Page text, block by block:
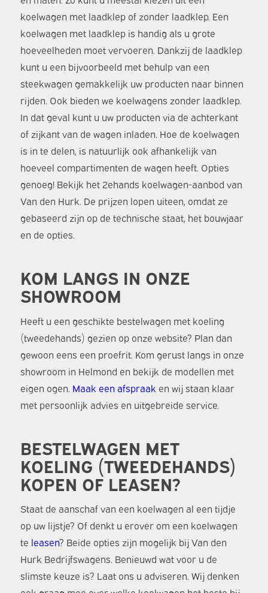
koelwagen met laadklep of zonder laadklep. Een
koelwagen met laadklep is handig als u grote
hoeveelheden moet vervoeren. Dankzij de laadklep
kunt u een bijvoorbeeld met behulp van een
steekwagen gemakkelijk uw producten naar binnen
rijden. Ook bieden we koelwagens zonder laadklep.
In dat geval kunt u uw producten via de achterkant
of zijkant van de wagen inladen. Hoe de koelwagen
is in te delen, is natuurlijk ook afhankelijk van
hoeveel compartimenten de wagen heeft. Opties
genoeg! Bekijk het 2ehands koelwagen-aanbod van
Van den Hurk. De prijzen lopen uiteen, omdat ze
gebaseerd zijn op de technische staat, het bouwjaar
en de opties.
KOM LANGS IN ONZE
SHOWROOM
Heeft u een geschikte bestelwagen met koeling
(tweedehands) gezien op onze website? Plan dan
gewoon eens een proefrit. Kom gerust langs in onze
showroom in Helmond en bekijk de modellen met
eigen ogen. Maak een afspraak en wij staan klaar
met persoonlijk advies en uitgebreide service.
BESTELWAGEN MET
KOELING (TWEEDEHANDS)
KOPEN OF LEASEN?
Staat de aanschaf van een koelwagen al een tijdje
op uw lijstje? Of denkt u erover om een koelwagen
te leasen? Beide opties zijn mogelijk bij Van den
Hurk Bedrijfswagens. Benieuwd wat voor u de
slimste keuze is? Laat ons u adviseren. Wij denken